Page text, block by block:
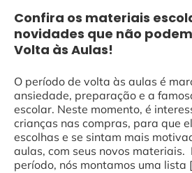
Confira os materiais
novidades que não
Volta às Aulas!
O período de volta às aulas é
ansiedade, preparação e a
escolar. Neste momento, é
crianças nas compras, para que
escolhas e se sintam mais
aulas, com seus novos
período, nós montamos uma lista